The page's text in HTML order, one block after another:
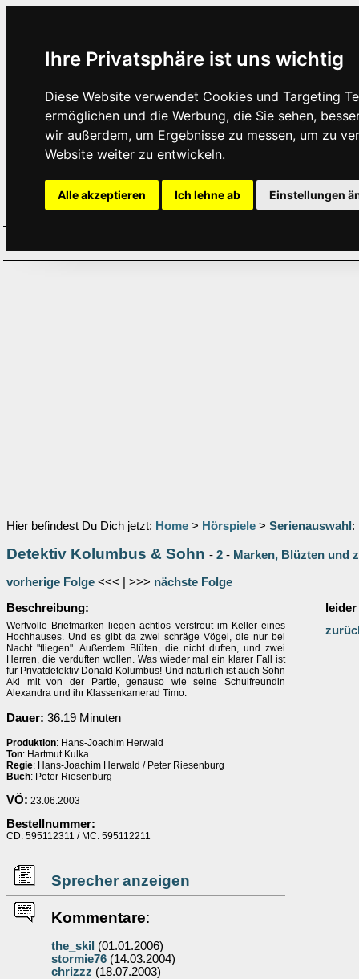
Ihre Privatsphäre ist uns wichtig
Diese Website verwendet Cookies und Targeting
ermöglichen und die Werbung, die Sie sehen,
wir außerdem, um Ergebnisse zu messen, um zu
Website weiter zu entwickeln.
Alle akzeptieren Ich lehne ab Einstellungen
Hier befindest Du Dich jetzt: Home > Hörspiele > Serienauswahl :
Detektiv Kolumbus & Sohn - 2 - Marken, Blüzten und
vorherige Folge <<< | >>> nächste Folge
Beschreibung:
Wertvolle Briefmarken liegen achtlos verstreut im Keller eines
Hochhauses. Und es gibt da zwei schräge Vögel, die nur bei
Nacht "fliegen". Außerdem Blüten, die nicht duften, und zwei
Herren, die verduften wollen. Was wieder mal ein klarer Fall ist
für Privatdetektiv Donald Kolumbus! Und natürlich ist auch Sohn
Aki mit von der Partie, genauso wie seine Schulfreundin
Alexandra und ihr Klassenkamerad Timo.
Dauer: 36.19 Minuten
Produktion: Hans-Joachim Herwald
Ton: Hartmut Kulka
Regie: Hans-Joachim Herwald / Peter Riesenburg
Buch: Peter Riesenburg
VÖ: 23.06.2003
Bestellnummer:
CD: 595112311 / MC: 595112211
Sprecher anzeigen
Kommentare:
the_skil (01.01.2006)
stormie76 (14.03.2004)
chrizzz (18.07.2003)